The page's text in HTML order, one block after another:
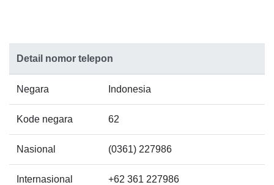
Detail nomor telepon
Negara Indonesia
Kode negara 62
Nasional (0361) 227986
Internasional
+62 361 227986